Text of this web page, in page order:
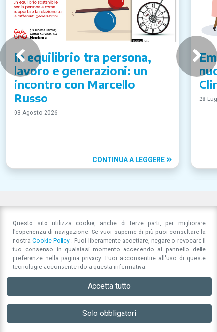
In equilibrio tra persona,
lavoro e generazioni: un
incontro con Marcello
Russo
03 Agosto 2026
CONTINUA A LEGGERE
28
Comunicare oggi:
opportunità e rischi di un
sovraffollamento mediatico
22
Associazione per la Responsabilità Sociale di Impresa
direttivo@associazioneperlarsi.it
P.IVA 03596270367
Privacy Policy
Questo sito utilizza cookie, anche di terze parti, per migliorare
l'esperienza di navigazione. Se vuoi saperne di più puoi consultare la
nostra Cookie Policy
. Puoi liberamente accettare, negare o revocare il
tuo consenso in qualsiasi momento accedendo al pannello delle
preferenze nella pagina privacy. Puoi acconsentire all'uso di queste
tecnologie acconsentendo a questa informativa.
Accetta tutto
Solo obbligatori